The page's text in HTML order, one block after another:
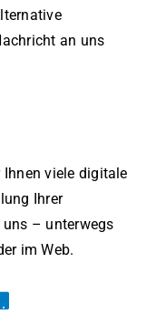
an uns
Ihnen viele digitale
Ihrer
– unterwegs
im Web.